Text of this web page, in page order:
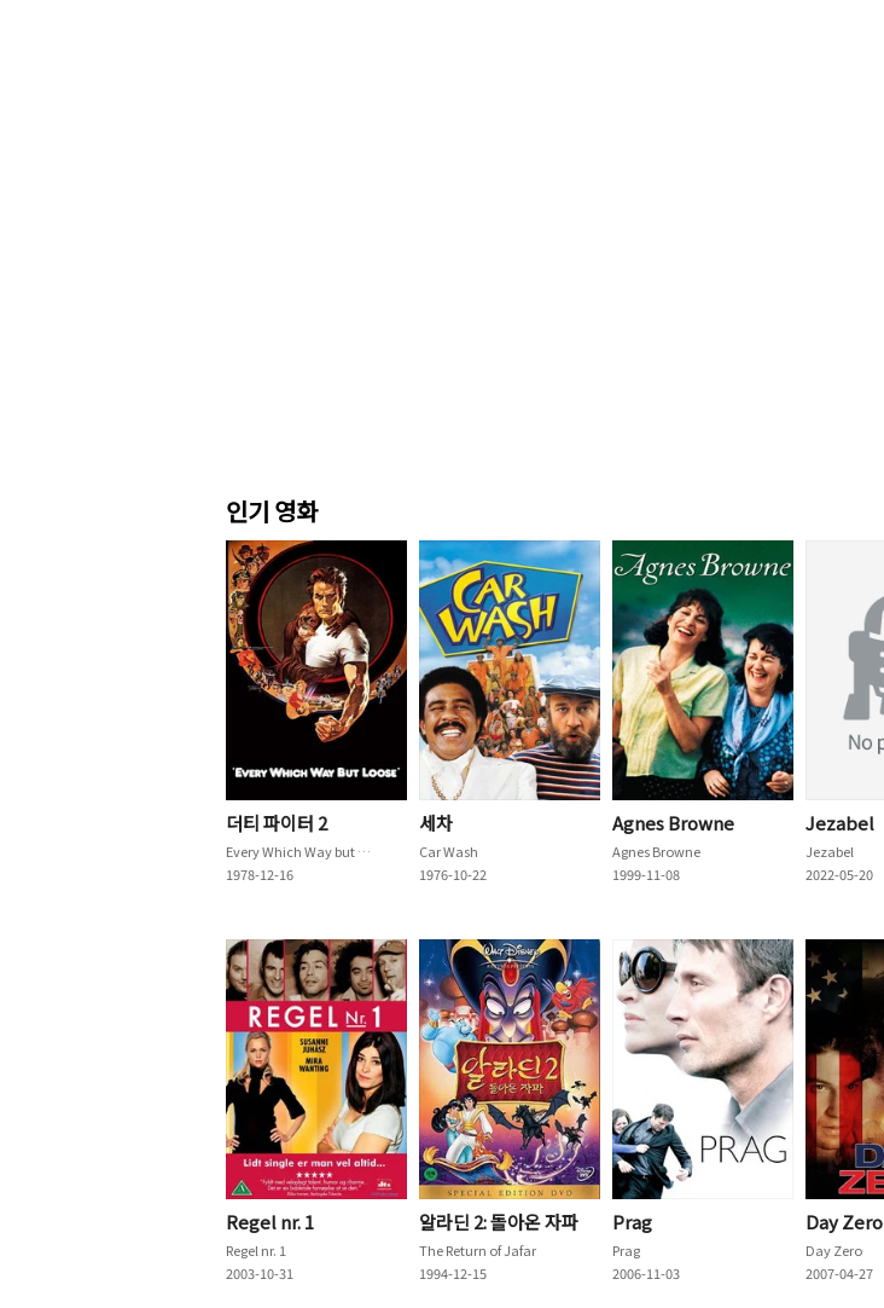
인기 영화
더티 파이터 2
Every Which Way but Loose
1978-12-16
세차
Car Wash
1976-10-22
Agnes Browne
Agnes Browne
1999-11-08
Jezabel
Jezabel
2022-05-20
Regel nr. 1
Regel nr. 1
2003-10-31
알라딘 2: 돌아온 자파
The Return of Jafar
1994-12-15
Prag
Prag
2006-11-03
Day Zero
Day Zero
2007-04-27